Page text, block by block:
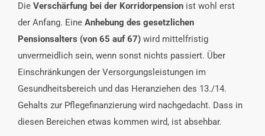
Die Verschärfung bei der Korridorpension ist wohl erst
der Anfang. Eine Anhebung des gesetzlichen
Pensionsalters (von 65 auf 67) wird mittelfristig
unvermeidlich sein, wenn sonst nichts passiert. Über
Einschränkungen der Versorgungsleistungen im
Gesundheitsbereich und das Heranziehen des 13./14.
Gehalts zur Pflegefinanzierung wird nachgedacht. Dass in
diesen Bereichen etwas kommen wird, ist absehbar.